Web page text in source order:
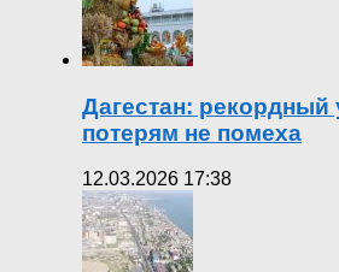
Дагестан: рекордный
потерям не помеха
12.03.2026 17:38